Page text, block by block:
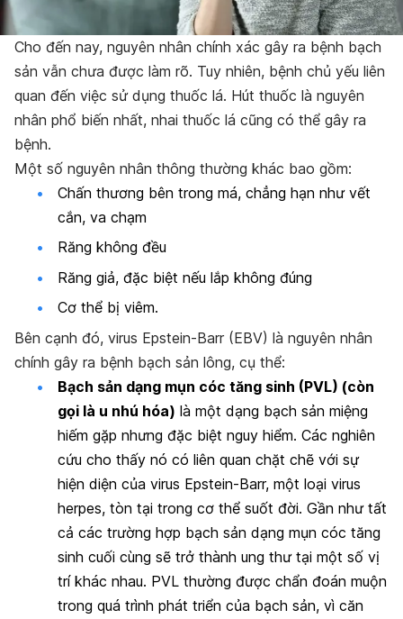
Cho đến nay, nguyên nhân chính xác gây ra bệnh bạch
sản vẫn chưa được làm rõ. Tuy nhiên, bệnh chủ yếu liên
quan đến việc sử dụng thuốc lá. Hút thuốc là nguyên
nhân phổ biến nhất, nhai thuốc lá cũng có thể gây ra
bệnh.
Một số nguyên nhân thông thường khác bao gồm:
Chấn thương bên trong má, chẳng hạn như vết
cắn, va chạm
Răng không đều
Răng giả, đặc biệt nếu lắp không đúng
Cơ thể bị viêm.
Bên cạnh đó, virus Epstein-Barr (EBV) là nguyên nhân
chính gây ra bệnh bạch sản lông, cụ thể:
Bạch sản dạng mụn cóc tăng sinh (PVL) (còn
gọi là u nhú hóa) là một dạng bạch sản miệng
hiếm gặp nhưng đặc biệt nguy hiểm. Các nghiên
cứu cho thấy nó có liên quan chặt chẽ với sự
hiện diện của virus Epstein-Barr, một loại virus
herpes, tòn tại trong cơ thể suốt đời. Gần như tất
cả các trường hợp bạch sản dạng mụn cóc tăng
sinh cuối cùng sẽ trở thành ung thư tại một số vị
trí khác nhau. PVL thường được chẩn đoán muộn
trong quá trình phát triển của bạch sản, vì căn